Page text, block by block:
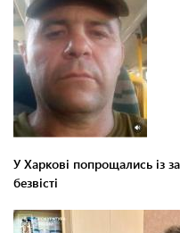
У Харкові попрощались із
безвісті